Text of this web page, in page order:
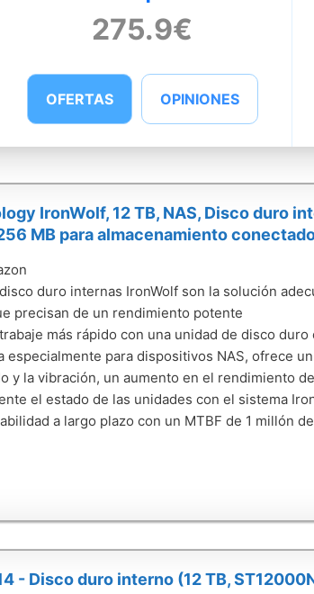
275.9€
OFERTAS OPINIONES
IronWolf, 12 TB, NAS, Disco duro
MB para almacenamiento
duro internas IronWolf son la solución
precisan de un rendimiento potente
más rápido con una unidad de disco duro
especialmente para dispositivos NAS, ofrece
y la vibración, un aumento en el rendimiento
el estado de las unidades con el sistema
a largo plazo con un MTBF de 1 millón
- Disco duro interno (12 TB,